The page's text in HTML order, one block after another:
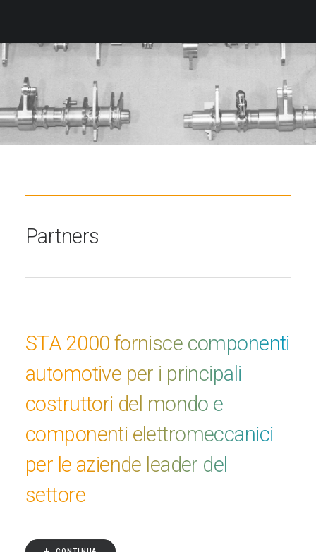
Partners
STA 2000 fornisce componenti
automotive per i principali
costruttori del mondo e
componenti elettromeccanici
per le aziende leader del
settore